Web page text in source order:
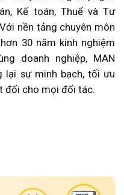
Kế toán, Thuế và Tư
nền tảng chuyên môn
30 năm kinh nghiệm
doanh nghiệp, MAN
lại sự minh bạch, tối ưu
đối cho mọi đối tác.